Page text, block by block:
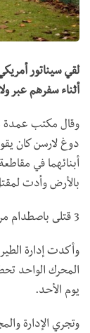
لقي سيناتور
أثناء سفرهم عبر
وقال مكتب عمدة
دوغ لارسن كان
أبنائهما في
بالأرض وأدت
3 قتلى باصطدام مروحيتي إطفاء جنوب كاليفورنيا (صور + فيديو)
وأكدت إدارة
يوم الأحد.
وتجري الإدارة